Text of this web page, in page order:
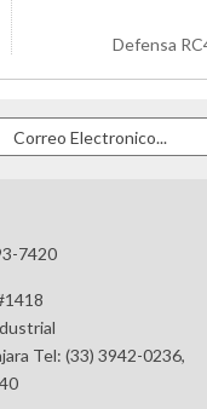
Defensa
7420
Tel: (33) 3942-0236,